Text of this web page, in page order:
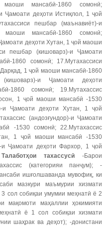
мансабӣ-1860 сомонӣ;
Ҷамоати деҳоти Истиқлол, 1 ҷой
пешбар (маънавиёт)-и
мансабӣ-1860 сомонӣ;
деҳоти Хутан, 1 ҷой маоши
пешбар (кишоварз)-и Ҷамоати
1860 сомонӣ; 17.Мутахассиси
1 ҷой маоши мансабӣ-1860
и Ҷамоати деҳоти
1860 сомонӣ; 19.Мутахассис
1 ҷой маоши мансабӣ -1530
и Ҷамоати деҳоти Хутан, 1 ҷой
(андозғундор)-и Ҷамоати
-1530 сомонӣ; 22.Мутахассис
1 ҷой маоши мансабӣ -1530
и Ҷамоати деҳоти Фархор, 1 ҷой
Талаботҳои тахассусӣ-Барои
(категорияи панҷум); -
ишғолшаванда мувофиқ, ки
мазкури маъмурии хизмати
сол собиқаи умумии меҳнатӣ ё 2
мақомоти маҳаллии ҳокимияти
ё 1 сол собиқаи хизмати
шаҳрак ва деҳот); -донистани